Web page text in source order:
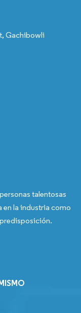
Gachibowli
talentosas
en la industria como